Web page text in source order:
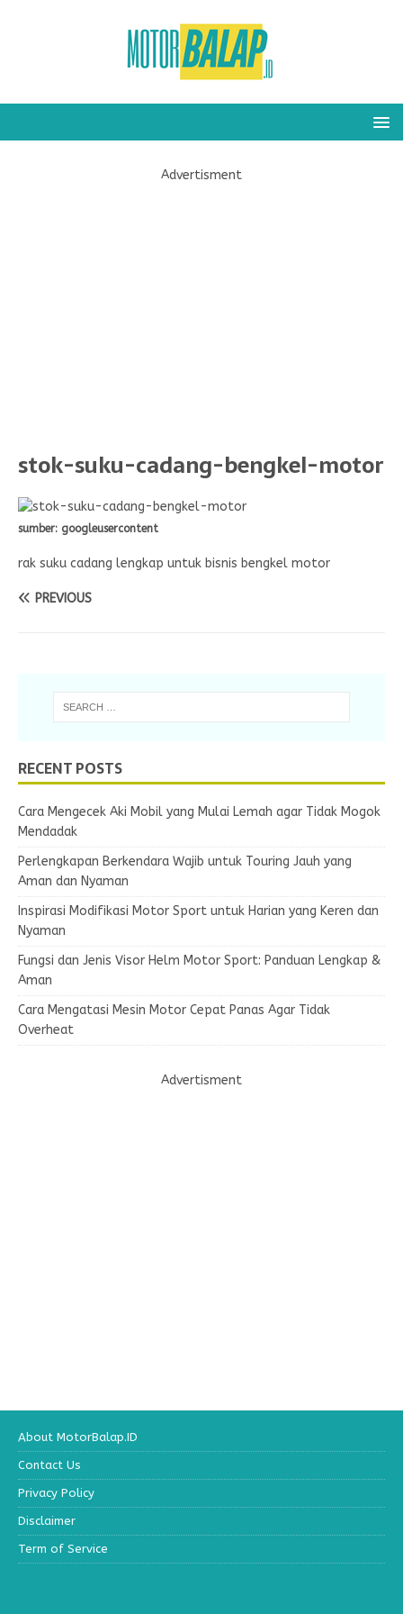
Advertisment
stok-suku-cadang-bengkel-motor
sumber: googleusercontent
rak suku cadang lengkap untuk bisnis bengkel motor
PREVIOUS
RECENT POSTS
Cara Mengecek Aki Mobil yang Mulai Lemah agar Tidak Mogok
Mendadak
Perlengkapan Berkendara Wajib untuk Touring Jauh yang
Aman dan Nyaman
Inspirasi Modifikasi Motor Sport untuk Harian yang Keren dan
Nyaman
Fungsi dan Jenis Visor Helm Motor Sport: Panduan Lengkap &
Aman
Cara Mengatasi Mesin Motor Cepat Panas Agar Tidak
Overheat
Advertisment
About MotorBalap.ID
Contact Us
Privacy Policy
Disclaimer
Term of Service